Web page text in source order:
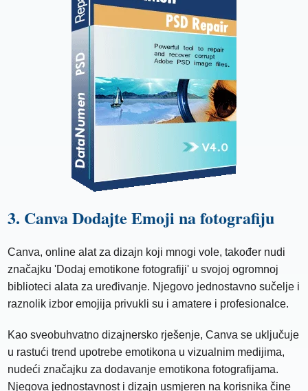
3. Canva Dodajte Emoji na fotografiju
Canva, online alat za dizajn koji mnogi vole, također nudi
značajku 'Dodaj emotikone fotografiji' u svojoj ogromnoj
biblioteci alata za uređivanje. Njegovo jednostavno sučelje i
raznolik izbor emojija privukli su i amatere i profesionalce.
Kao sveobuhvatno dizajnersko rješenje, Canva se uključuje
u rastući trend upotrebe emotikona u vizualnim medijima,
nudeći značajku za dodavanje emotikona fotografijama.
Njegova jednostavnost i dizajn usmjeren na korisnika čine